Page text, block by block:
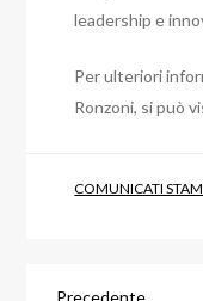
leadership e
Per ulteriori
Ronzoni, si può
COMUNICATI
Articolo
Precedente